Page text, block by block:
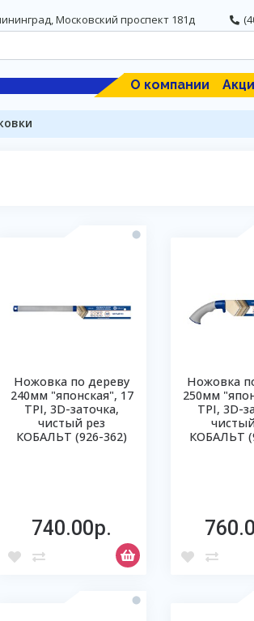
Московский проспект 181д
О компании
Ножовка по дереву
240мм "японская", 17
ТРI, 3D-заточка,
чистый рез
КОБАЛЬТ (926-362)
740.00р.
Ножовка
250мм
ТРI, 3D-
КОБАЛЬТ